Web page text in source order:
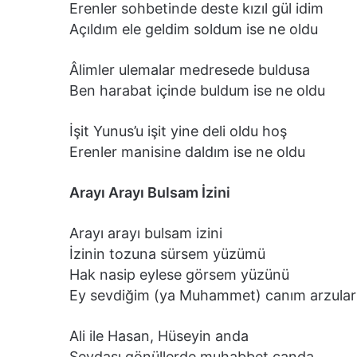
Erenler sohbetinde deste kızıl gül idim
Açıldım ele geldim soldum ise ne oldu
Âlimler ulemalar medresede buldusa
Ben harabat içinde buldum ise ne oldu
İşit Yunus’u işit yine deli oldu hoş
Erenler manisine daldım ise ne oldu
Arayı Arayı Bulsam İzini
Arayı arayı bulsam izini
İzinin tozuna sürsem yüzümü
Hak nasip eylese görsem yüzünü
Ey sevdiğim (ya Muhammet) canım
Ali ile Hasan, Hüseyin anda